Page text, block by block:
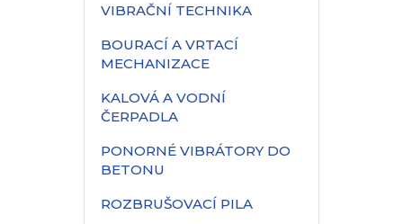
VIBRAČNÍ TECHNIKA
BOURACÍ A VRTACÍ
MECHANIZACE
KALOVÁ A VODNÍ
ČERPADLA
PONORNÉ VIBRÁTORY DO
BETONU
ROZBRUŠOVACÍ PILA